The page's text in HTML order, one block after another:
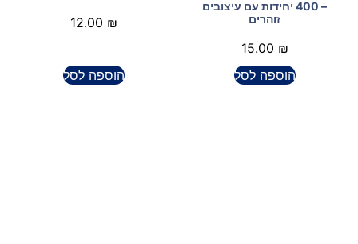
– 400 יחידות עם עיצובים
זוהרים
15.00 ₪
הוספה לסל
12.00 ₪
הוספה לסל